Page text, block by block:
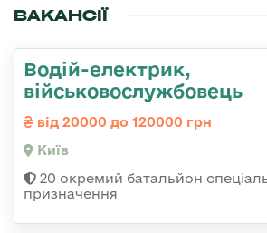
ВАКАНСІЇ
Водій-електрик,
військовослужбовець
від 20000 до 120000 грн
Київ
20 окремий батальйон
призначення